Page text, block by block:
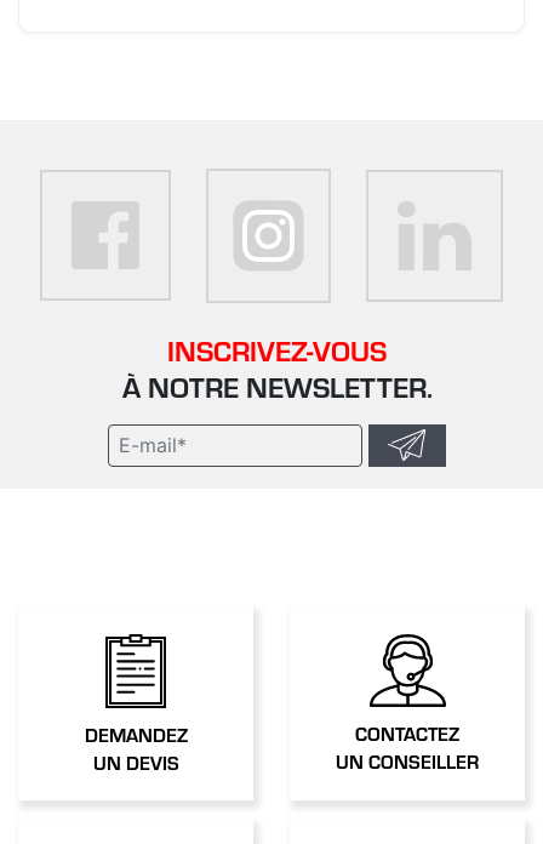
INSCRIVEZ-VOUS
À NOTRE NEWSLETTER.
DEMANDEZ
UN DEVIS
CONTACTEZ
UN CONSEILLER